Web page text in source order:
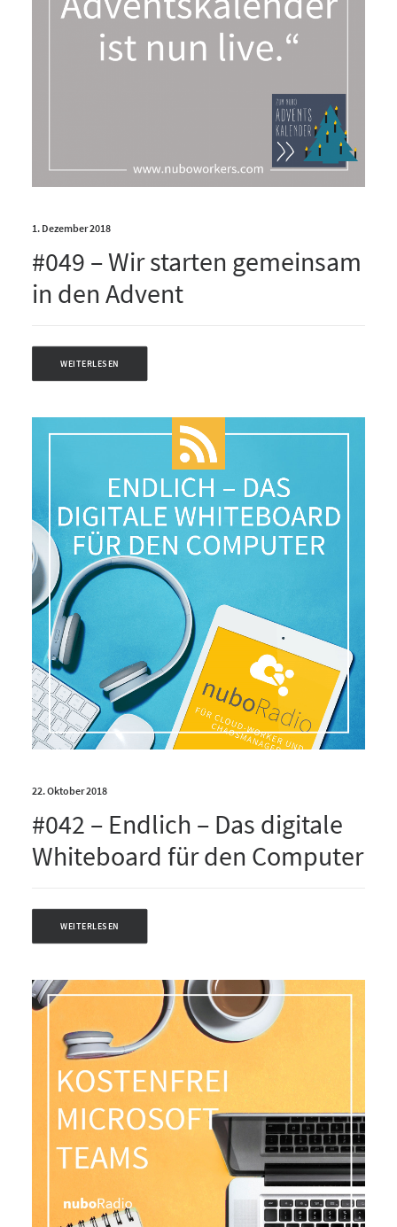
1. Dezember 2018
#049 – Wir starten gemeinsam
in den Advent
WEITERLESEN
22. Oktober 2018
#042 – Endlich – Das digitale
Whiteboard für den Computer
WEITERLESEN